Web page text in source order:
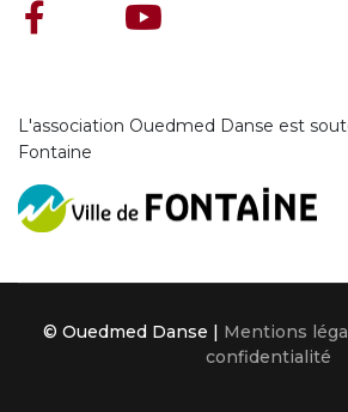
L'association Ouedmed Danse est
Fontaine
© Ouedmed Danse | Mentions
confidentialité